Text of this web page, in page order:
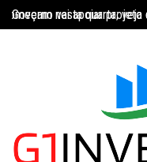
para
Governo vai apoiar
INSS amplia